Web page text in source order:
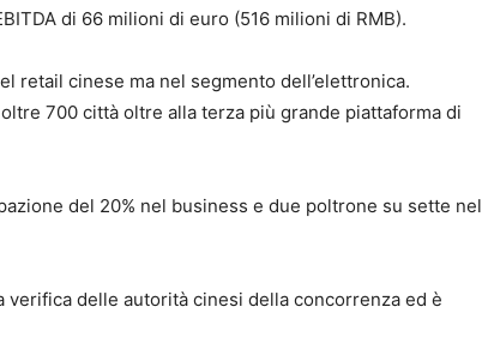
di 66 milioni di euro (516 milioni di RMB).
retail cinese ma nel segmento dell’elettronica.
700 città oltre alla terza più grande piattaforma di
del 20% nel business e due poltrone su sette nel
verifica delle autorità cinesi della concorrenza ed è